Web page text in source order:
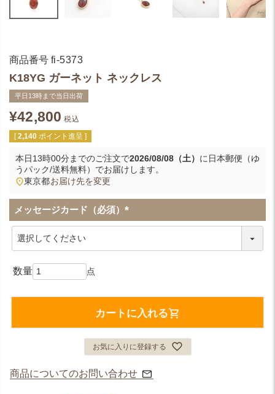
商品番号 fi-5373
K18YG ガーネット ネックレス
平日13時まで当日出荷
¥42,800 税込
[ 2,140 ポイント進呈 ]
本日13時00分までのご注文で2026/08/08（土） に 日本郵便（ゆ
うパック/送料無料） でお届けします。
東京都お届け先を変更
メッセージカード（必須）
(
カートに入れる
お気に入りに登録する
商品についてのお問い合わせ